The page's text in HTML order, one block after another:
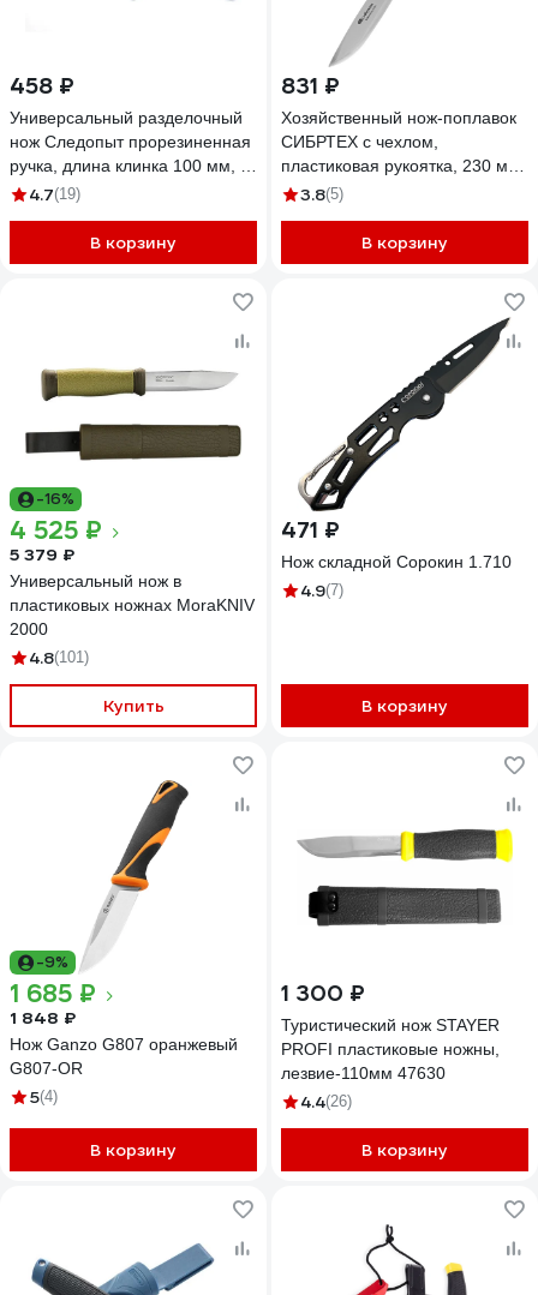
458 ₽
Универсальный разделочный
нож Следопыт прорезиненная
ручка, длина клинка 100 мм, в
чехле PF-PK-18
4.7(19)
В корзину
831 ₽
Хозяйственный нож-поплавок
СИБРТЕХ с чехлом,
пластиковая рукоятка, 230 мм
79019
3.8(5)
В корзину
-16%
4 525 ₽
5 379 ₽
Универсальный нож в
пластиковых ножнах MoraKNIV
2000
4.8(101)
Купить
471 ₽
Нож складной Сорокин 1.710
4.9(7)
В корзину
-9%
1 685 ₽
1 848 ₽
Нож Ganzo G807 оранжевый
G807-OR
5(4)
В корзину
1 300 ₽
Туристический нож STAYER
PROFI пластиковые ножны,
лезвие-110мм 47630
4.4(26)
В корзину